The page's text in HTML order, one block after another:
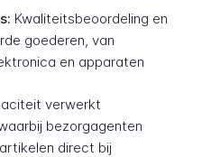
Kwaliteitsbeoordeling en
goederen, van
en apparaten
verwerkt
bezorgagenten
direct bij